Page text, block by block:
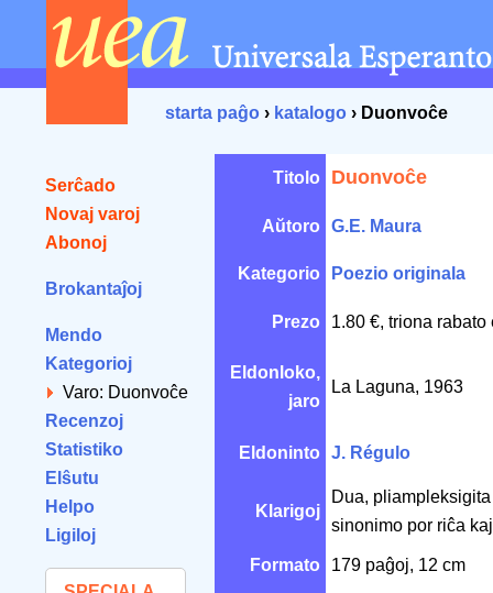
starta paĝo › katalogo › Duonvoĉe
Serĉado
Novaj varoj
Abonoj
Brokantaĵoj
Mendo
Kategorioj
Varo: Duonvoĉe
Recenzoj
Statistiko
Elŝutu
Helpo
Ligiloj
Titolo Duonvoĉe
Aŭtoro G.E. Maura
Kategorio Poezio originala
Prezo 1.80 €, triona rabato
Eldonloko,
jaro
La Laguna, 1963
Eldoninto J. Régulo
Klarigoj
Dua,
sinonimo por riĉa
Formato 179 paĝoj, 12 cm